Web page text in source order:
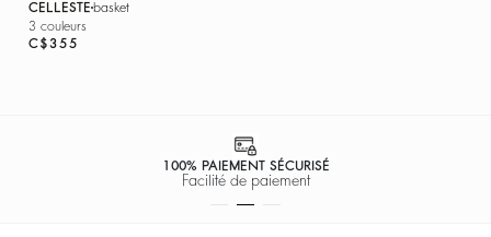
CELLESTE basket
3 couleurs
C$355
100% PAIEMENT SÉCURISÉ
Facilité de paiement